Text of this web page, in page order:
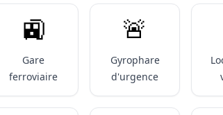
🚉
Gare
ferroviaire
🚨
Gyrophare
d'urgence